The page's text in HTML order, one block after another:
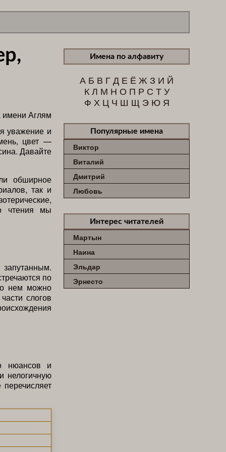
уважение и
цвет —
Давайте
обширное
так и
чтения мы
по
о нем можно
слогов
нюансов и
нелогичную
Имена по алфавиту
А Б В ГД Е Ё Ж З И Й
К Л М Н О П Р С Т У
Ф Х Ц Ч Ш Щ Э Ю Я
Популярные имена
Виктор
Виталий
Дмитрий
Любовь
Интерес читателей
Мартын
Наина
Эльдар
Эрнесто